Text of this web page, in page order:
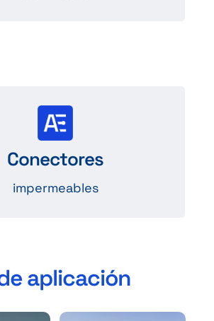
Conectores
impermeables
fiable
a las certificaciones
IP67/IP65
aplicación